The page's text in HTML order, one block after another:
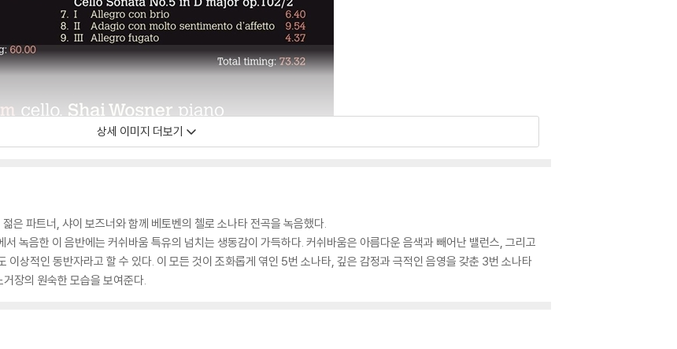
상세 이미지 더보기
은 파트너, 샤이 보즈너와 함께 베토벤의 첼로 소나타 전곡을 녹음했다.
녹음한 이 음반에는 커쉬바움 특유의 넘치는 생동감이 가득하다. 커쉬바움은 아름다운 음색과 빼어난 밸런스, 그리고
이상적인 동반자라고 할 수 있다. 이 모든 것이 조화롭게 엮인 5번 소나타, 깊은 감정과 극적인 음영을 갖춘 3번 소나타
장의 원숙한 모습을 보여준다.